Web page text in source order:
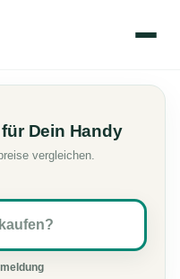
Dein Handy
vergleichen.